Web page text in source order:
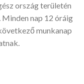
ország területén
nap 12 óráig
munkanap